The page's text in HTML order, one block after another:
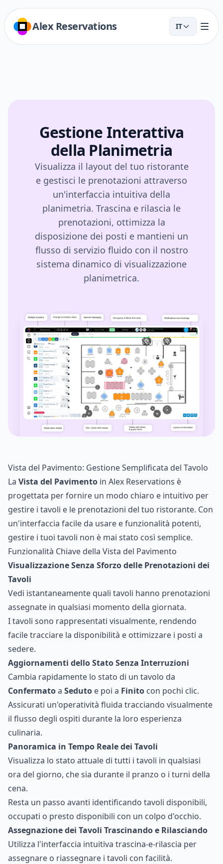
Alex Reservations IT
Gestione Interattiva
della Planimetria
Visualizza il layout del tuo ristorante
e gestisci le prenotazioni attraverso
un'interfaccia intuitiva della
planimetria. Trascina e rilascia le
prenotazioni, ottimizza la
disposizione dei posti e mantieni un
flusso di servizio fluido con il nostro
sistema dinamico di visualizzazione
planimetrica.
Vista del Pavimento: Gestione Semplificata del Tavolo
La Vista del Pavimento in Alex Reservations è
progettata per fornire un modo chiaro e intuitivo per
gestire i tavoli e le prenotazioni del tuo ristorante. Con
un'interfaccia facile da usare e funzionalità potenti,
gestire i tuoi tavoli non è mai stato così semplice.
Funzionalità Chiave della Vista del Pavimento
Visualizzazione Senza Sforzo delle Prenotazioni dei
Tavoli
Vedi istantaneamente quali tavoli hanno prenotazioni
assegnate in qualsiasi momento della giornata.
I tavoli sono rappresentati visualmente, rendendo
facile tracciare la disponibilità e ottimizzare i posti a
sedere.
Aggiornamenti dello Stato Senza Interruzioni
Cambia rapidamente lo stato di un tavolo da
Confermatoa Seduto e poi a Finito con pochi clic.
Assicurati un'operatività fluida tracciando visualmente
il flusso degli ospiti durante la loro esperienza
culinaria.
Panoramica in Tempo Reale dei Tavoli
Visualizza lo stato attuale di tutti i tavoli in qualsiasi
ora del giorno, che sia durante il pranzo o i turni della
cena.
Resta un passo avanti identificando tavoli disponibili,
occupati o presto disponibili con un colpo d'occhio.
Assegnazione dei Tavoli Trascinando e Rilasciando
Utilizza l'interfaccia intuitiva trascina-e-rilascia per
assegnare o riassegnare i tavoli con facilità.